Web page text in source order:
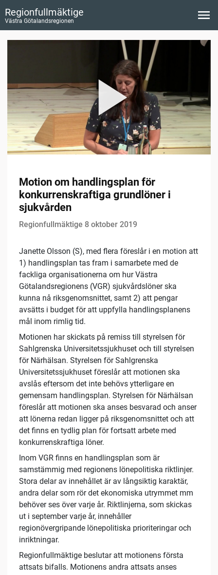
Regionfullmäktige
Västra Götalandsregionen
Motion om handlingsplan för
konkurrenskraftiga grundlöner i
sjukvården
Regionfullmäktige 8 oktober 2019
Janette Olsson (S), med flera föreslår i en motion att
1) handlingsplan tas fram i samarbete med de
fackliga organisationerna om hur Västra
Götalandsregionens (VGR) sjukvårdslöner ska
kunna nå riksgenomsnittet, samt 2) att pengar
avsätts i budget för att uppfylla handlingsplanens
mål inom rimlig tid.
Motionen har skickats på remiss till styrelsen för
Sahlgrenska Universitetssjukhuset och till styrelsen
för Närhälsan. Styrelsen för Sahlgrenska
Universitetssjukhuset föreslår att motionen ska
avslås eftersom det inte behövs ytterligare en
gemensam handlingsplan. Styrelsen för Närhälsan
föreslår att motionen ska anses besvarad och anser
att lönerna redan ligger på riksgenomsnittet och att
det finns en tydlig plan för fortsatt arbete med
konkurrenskraftiga löner.
Inom VGR finns en handlingsplan som är
samstämmig med regionens lönepolitiska riktlinjer.
Stora delar av innehållet är av långsiktig karaktär,
andra delar som rör det ekonomiska utrymmet mm
behöver ses över varje år. Riktlinjerna, som skickas
ut i september varje år, innehåller
regionövergripande lönepolitiska prioriteringar och
inriktningar.
Regionfullmäktige beslutar att motionens första
attsats bifalls. Motionens andra attsats anses